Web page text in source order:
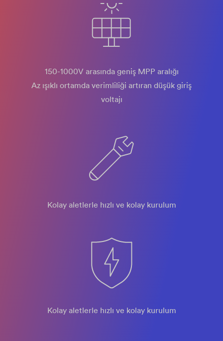
150-1000V arasında geniş MPP aralığı
Az ışıklı ortamda verimliliği artıran düşük giriş
voltajı
Kolay aletlerle hızlı ve kolay kurulum
Kolay aletlerle hızlı ve kolay kurulum